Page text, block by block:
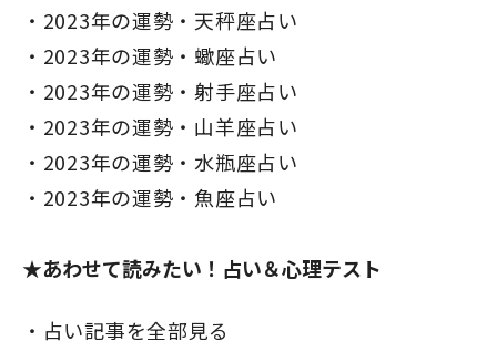
2023年の運勢・天秤座占い
2023年の運勢・蠍座占い
2023年の運勢・射手座占い
2023年の運勢・山羊座占い
2023年の運勢・水瓶座占い
2023年の運勢・魚座占い
★あわせて読みたい！占い＆心理テスト
占い記事を全部見る